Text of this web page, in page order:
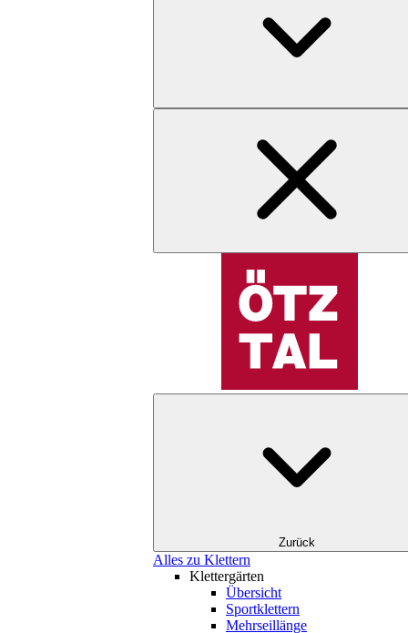
Zurück
Alles zu Klettern
Klettergärten
Übersicht
Sportklettern
Mehrseillänge